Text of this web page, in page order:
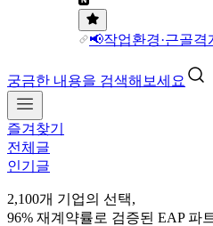
📢작업환경·근골격
궁금한 내용을 검색해보세요
즐겨찾기
전체글
인기글
2,100개 기업의 선택,
96% 재계약률로 검증된 EAP 파